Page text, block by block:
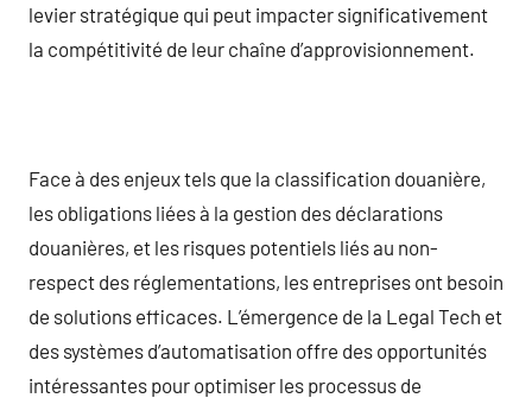
levier stratégique qui peut impacter significativement
la compétitivité de leur chaîne d’approvisionnement.
Face à des enjeux tels que la classification douanière,
les obligations liées à la gestion des déclarations
douanières, et les risques potentiels liés au non-
respect des réglementations, les entreprises ont besoin
de solutions efficaces. L’émergence de la Legal Tech et
des systèmes d’automatisation offre des opportunités
intéressantes pour optimiser les processus de